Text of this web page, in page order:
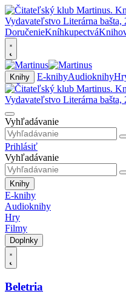
DoručenieKníhkupectvá
Knihy E-knihyAudioknihy
Vyhľadávanie
Prihlásiť
Vyhľadávanie
Knihy
E-knihy
Audioknihy
Hry
Filmy
Doplnky
Beletria